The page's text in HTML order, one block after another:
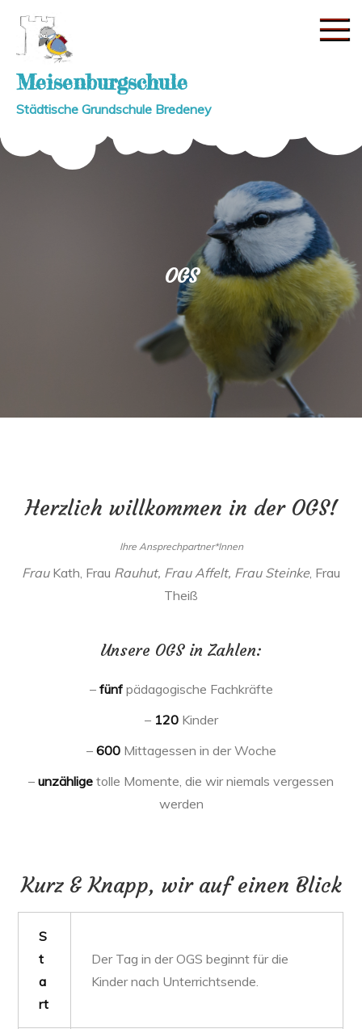
content
Meisenburgschule
Städtische Grundschule Bredeney
OGS
Herzlich willkommen in der OGS!
Ihre Ansprechpartner*Innen
Frau Kath, Frau Rauhut, Frau Affelt, Frau Steinke, Frau
Theiß
Unsere OGS in Zahlen:
– fünfpädagogische Fachkräfte
– 120Kinder
– 600 Mittagessen in der Woche
– unzählige tolle Momente, die wir niemals vergessen
werden
Kurz & Knapp, wir auf einen Blick
S
t
a
rt
Der Tag in der OGS beginnt für die
Kinder nach Unterrichtsende.